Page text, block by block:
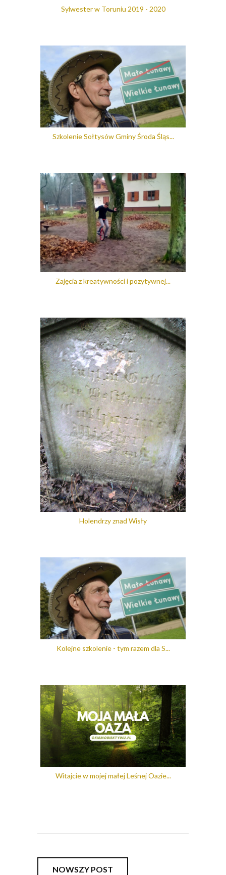
Sylwester w Toruniu 2019 - 2020
Szkolenie Sołtysów Gminy Środa Śląs...
Zajęcia z kreatywności i pozytywnej...
Holendrzy znad Wisły
Kolejne szkolenie - tym razem dla S...
Witajcie w mojej małej Leśnej Oazie...
NOWSZY POST